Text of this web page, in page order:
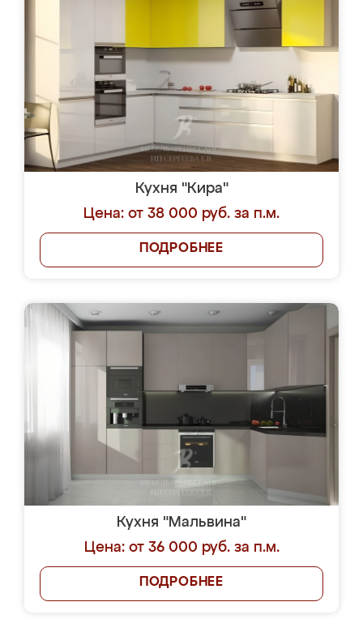
Кухня "Кира"
Цена: от 38 000 руб. за п.м.
ПОДРОБНЕЕ
Кухня "Мальвина"
Цена: от 36 000 руб. за п.м.
ПОДРОБНЕЕ